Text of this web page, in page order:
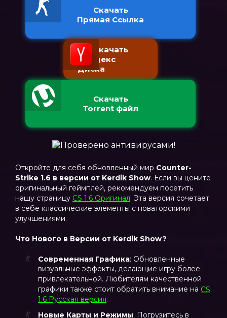
Скачать
Прямая Ссылка
Скачать
с Яндекс
Диска
Скачать
Torrent файл
Откройте для себя обновленный мир Counter-
Strike 1.6 в версии от Kerdik Show. Если вы цените
оригинальный геймплей, рекомендуем посетить
нашу страницу CS 1.6 Оригинал. Эта версия сочетает
в себе классические элементы с новаторскими
улучшениями.
Что Нового в Версии от Kerdik Show?
Современная Графика: Обновленные
визуальные эффекты, делающие игру более
привлекательной. Любителям качественной
графики также стоит обратить внимание на CS
1.6 Русская версия.
Новые Карты и Режимы: Погрузитесь в